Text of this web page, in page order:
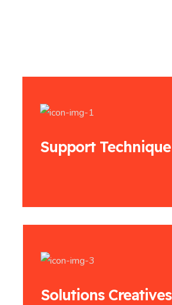
Support Technique
Solutions Creatives